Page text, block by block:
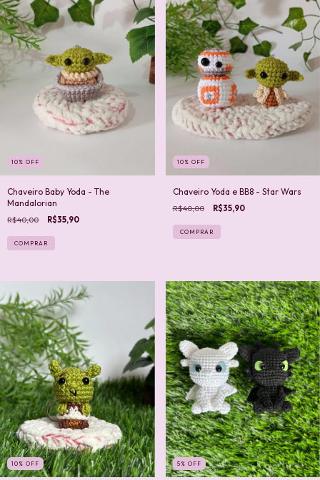
10 % OFF
Chaveiro Baby Yoda - The
Mandalorian
R$40,00 R$35,90
10 % OFF
Chaveiro Yoda e BB8 - Star Wars
R$40,00 R$35,90
COMPRAR
10 % OFF 5 % OFF